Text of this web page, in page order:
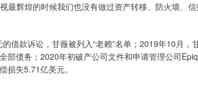
最辉煌的时候我们也没有做过资产转移、防火墙、信
借款诉讼，甘薇被列入“老赖”名单；2019年10月，
部债务；2020年初破产公司文件和申请管理公司
损失5.71亿美元。